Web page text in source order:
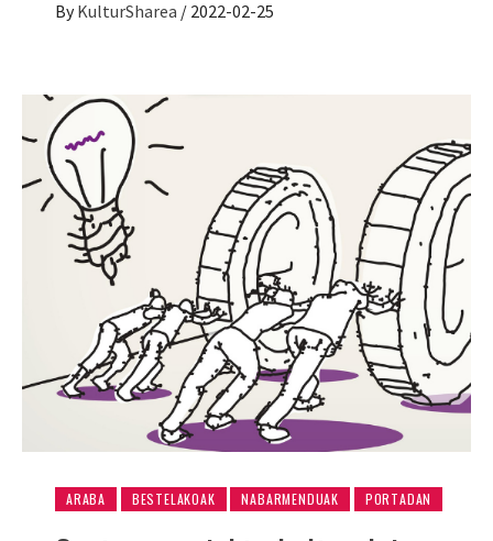
By KulturSharea / 2022-02-25
ARABA BESTELAKOAK NABARMENDUAK PORTADAN